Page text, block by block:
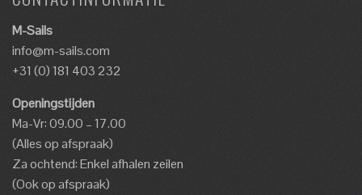
M-Sails
info@m-sails.com
+31 (0) 181 403 232
Openingstijden
Ma-Vr: 09.00 – 17.00
(Alles op afspraak)
Za ochtend: Enkel afhalen zeilen
(Ook op afspraak)